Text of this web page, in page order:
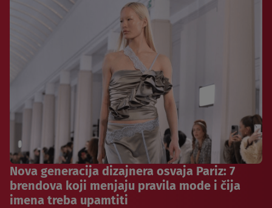
Nova generacija dizajnera osvaja Pariz: 7
brendova koji menjaju pravila mode i čija
imena treba upamtiti